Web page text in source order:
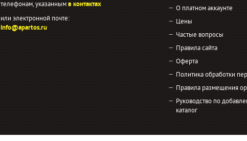
телефонам, указаннымв контактах
или электронной почте:
info@apartos.ru
О платном аккаунте
Цены
Частые вопросы
Правила сайта
Оферта
Политика обработки
Правила размещения
Руководство по
каталог